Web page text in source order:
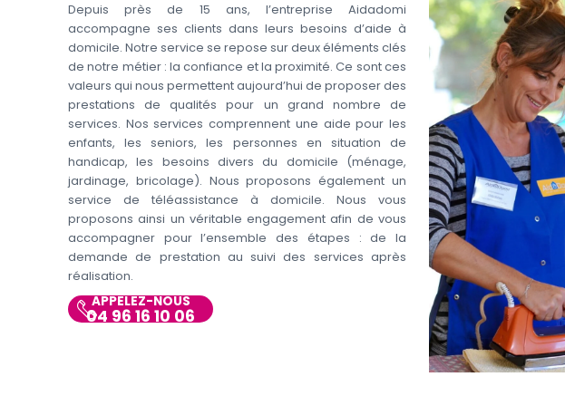
Depuis près de 15 ans, l’entreprise Aidadomi
accompagne ses clients dans leurs besoins d’aide à
domicile. Notre service se repose sur deux éléments clés
de notre métier : la confiance et la proximité. Ce sont ces
valeurs qui nous permettent aujourd’hui de proposer des
prestations de qualités pour un grand nombre de
services. Nos services comprennent une aide pour les
enfants, les seniors, les personnes en situation de
handicap, les besoins divers du domicile (ménage,
jardinage, bricolage). Nous proposons également un
service de téléassistance à domicile. Nous vous
proposons ainsi un véritable engagement afin de vous
accompagner pour l’ensemble des étapes : de la
demande de prestation au suivi des services après
réalisation.
APPELEZ-NOUS
04 96 16 10 06